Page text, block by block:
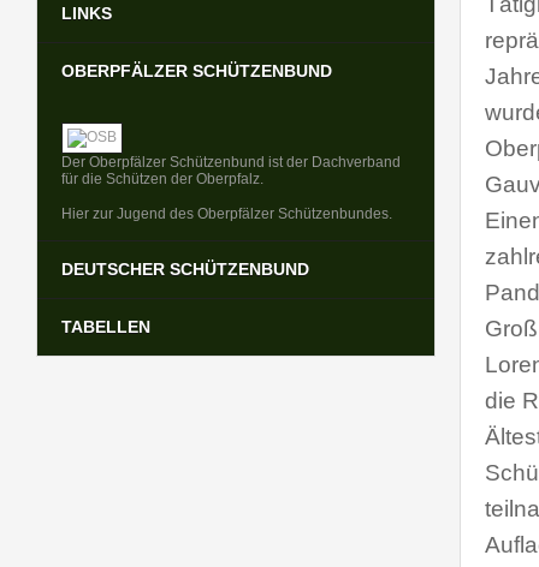
die
LINKS
OBERPFÄLZER SCHÜTZENBUND
Der Oberpfälzer Schützenbund ist der Dachverband
für die Schützen der Oberpfalz.
Hier zur Jugend des Oberpfälzer Schützenbundes.
DEUTSCHER SCHÜTZENBUND
Der Deutsche Schützenbund (DSB) ist der
TABELLEN